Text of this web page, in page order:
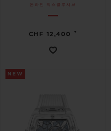
온라인 익스클루시브
CHF 12,400 •
NEW